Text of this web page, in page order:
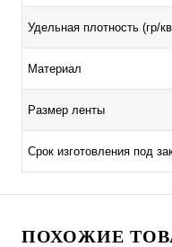
Удельная плотность (гр/
Материал
Размер ленты
Срок изготовления под
ПОХОЖИЕ